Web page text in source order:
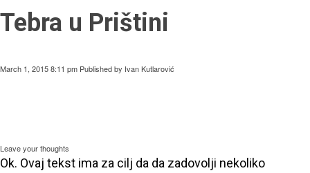
Tebra u Prištini
March 1, 2015 8:11 pm Published by Ivan Kutlarović
Leave your thoughts
Ok. Ovaj tekst ima za cilj da da zadovolji nekoliko